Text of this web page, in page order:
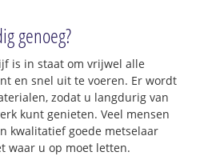
genoeg?
is in staat om vrijwel alle
en snel uit te voeren. Er wordt
zodat u langdurig van
kunt genieten. Veel mensen
kwalitatief goede metselaar
waar u op moet letten.